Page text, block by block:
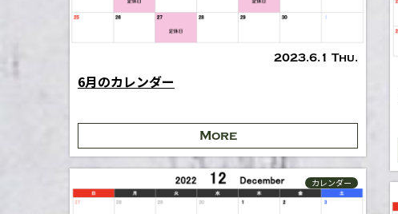
2023.6.1 Thu.
6月のカレンダー
More
カレンダー